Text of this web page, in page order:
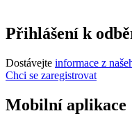
Přihlášení k
Dostávejte informace z
Chci se zaregistrovat
Mobilní aplikace